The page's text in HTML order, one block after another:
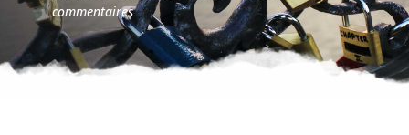
commentaires